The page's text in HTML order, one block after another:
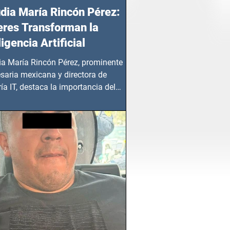
María Rincón Pérez:
Transforman la
Artificial
María Rincón Pérez, prominente
mexicana y directora de
IT, destaca la importancia del